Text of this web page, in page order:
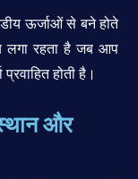
ऊर्जाओं से बने होते
लगा रहता है जब आप
होती है।
और